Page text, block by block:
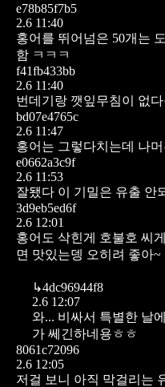
e78b85f7b5
2.6 11:40
홍어를 뛰어넘은 50개는
함 ㅋㅋㅋ
f41fb433bb
2.6 11:40
번데기랑 깻잎무침이 없다
bd07e4765c
2.6 11:47
홍어는 그렇다치는데 나
e0662a3c9f
2.6 11:53
잘됐다 이 기밀은 유출 안
3d9eb5ed6f
2.6 12:01
홍어도 삭힌게 호불호 씨
면 맛있는뎅 오히려 좋아~
↳4dc96944f8
2.6 12:07
와... 비싸서 특별한 날
가 쎄긴하네용ㅎㅎ
8061c72096
2.6 12:05
저걸 보니 아직 막걸리는